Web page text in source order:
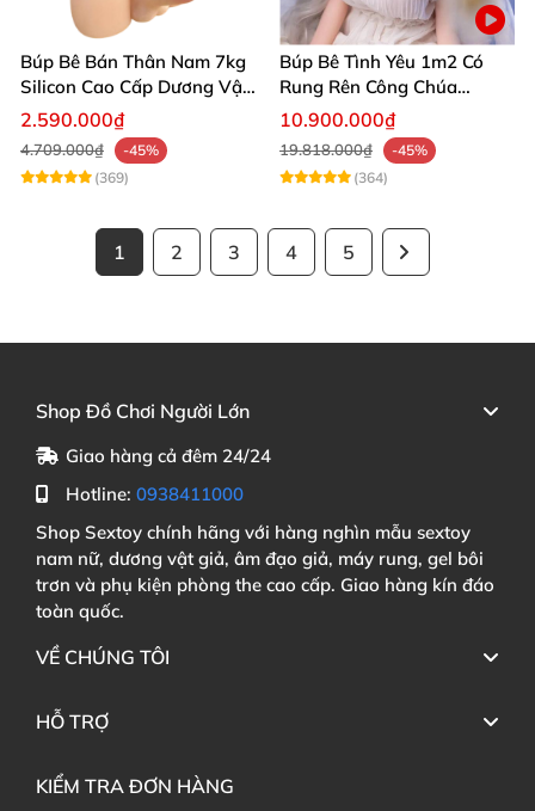
Búp Bê Bán Thân Nam 7kg
Silicon Cao Cấp Dương Vật
Giả Chân Thật Thiết Kế Cơ
Bắp Quyến Rũ
2.590.000₫
4.709.000₫
-45%
(369)
Búp Bê Tình Yêu 1m2 Có
Rung Rên Công Chúa
Anime Xinh Đẹp
10.900.000₫
19.818.000₫
-45%
(364)
1 2 3 4 5
Shop Đồ Chơi Người Lớn
Giao hàng cả đêm 24/24
Hotline: 0938411000
Shop Sextoy chính hãng với hàng nghìn mẫu sextoy
nam nữ, dương vật giả, âm đạo giả, máy rung, gel bôi
trơn và phụ kiện phòng the cao cấp. Giao hàng kín đáo
toàn quốc.
VỀ CHÚNG TÔI
HỖ TRỢ
KIỂM TRA ĐƠN HÀNG